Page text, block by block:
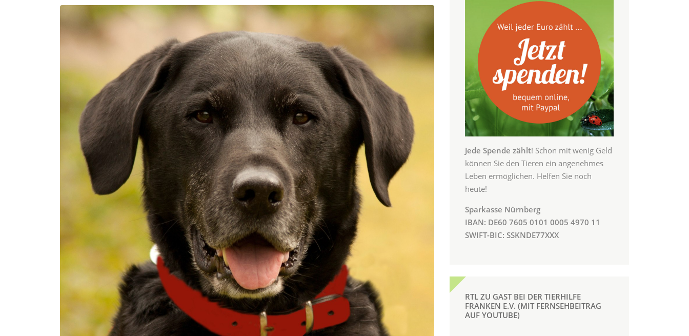
Jede Spende zählt! Schon mit wenig Geld
können Sie den Tieren ein angenehmes
Leben ermöglichen. Helfen Sie noch
heute!
Sparkasse Nürnberg
IBAN: DE60 7605 0101 0005 4970 11
SWIFT-BIC: SSKNDE77XXX
RTL ZU GAST BEI DER TIERHILFE
FRANKEN E.V. (MIT FERNSEHBEITRAG
AUF YOUTUBE)